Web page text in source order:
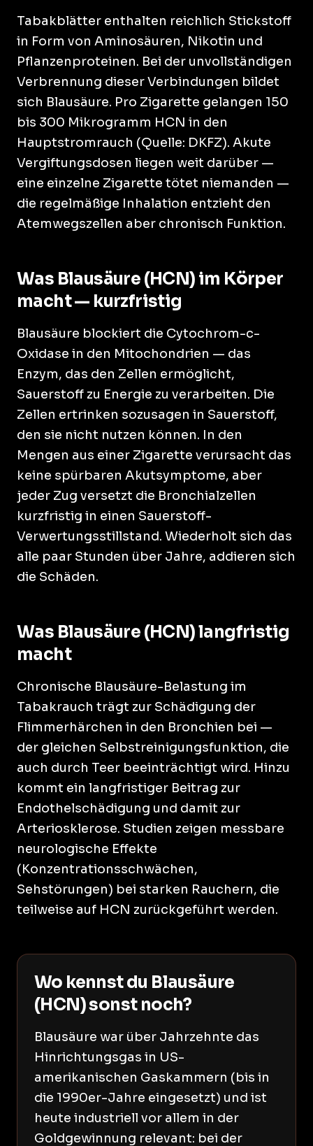
Tabakblätter enthalten reichlich Stickstoff
in Form von Aminosäuren, Nikotin und
Pflanzenproteinen. Bei der unvollständigen
Verbrennung dieser Verbindungen bildet
sich Blausäure. Pro Zigarette gelangen 150
bis 300 Mikrogramm HCN in den
Hauptstromrauch (Quelle: DKFZ). Akute
Vergiftungsdosen liegen weit darüber —
eine einzelne Zigarette tötet niemanden —
die regelmäßige Inhalation entzieht den
Atemwegszellen aber chronisch Funktion.
Was Blausäure (HCN) im Körper
macht — kurzfristig
Blausäure blockiert die Cytochrom-c-
Oxidase in den Mitochondrien — das
Enzym, das den Zellen ermöglicht,
Sauerstoff zu Energie zu verarbeiten. Die
Zellen ertrinken sozusagen in Sauerstoff,
den sie nicht nutzen können. In den
Mengen aus einer Zigarette verursacht das
keine spürbaren Akutsymptome, aber
jeder Zug versetzt die Bronchialzellen
kurzfristig in einen Sauerstoff-
Verwertungsstillstand. Wiederholt sich das
alle paar Stunden über Jahre, addieren sich
die Schäden.
Was Blausäure (HCN) langfristig
macht
Chronische Blausäure-Belastung im
Tabakrauch trägt zur Schädigung der
Flimmerhärchen in den Bronchien bei —
der gleichen Selbstreinigungsfunktion, die
auch durch Teer beeinträchtigt wird. Hinzu
kommt ein langfristiger Beitrag zur
Endothelschädigung und damit zur
Arteriosklerose. Studien zeigen messbare
neurologische Effekte
(Konzentrationsschwächen,
Sehstörungen) bei starken Rauchern, die
teilweise auf HCN zurückgeführt werden.
Wo kennst du Blausäure
(HCN) sonst noch?
Blausäure war über Jahrzehnte das
Hinrichtungsgas in US-
amerikanischen Gaskammern (bis in
die 1990er-Jahre eingesetzt) und ist
heute industriell vor allem in der
Goldgewinnung relevant: bei der